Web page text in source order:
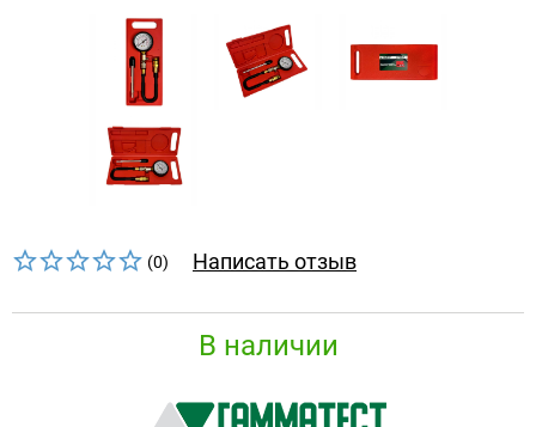
(0) Написать отзыв
В наличии